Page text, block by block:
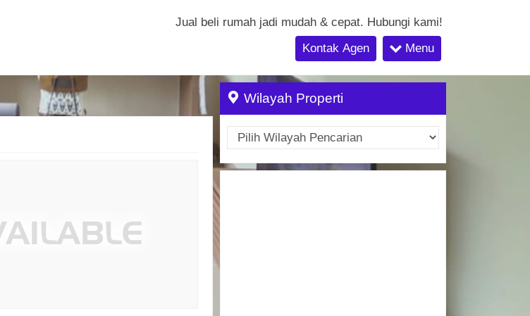
Jual beli rumah jadi mudah & cepat. Hubungi kami!
Kontak Agen
Menu
Wilayah Properti